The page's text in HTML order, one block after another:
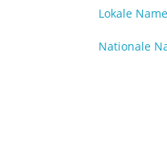
Lokale
Nationale